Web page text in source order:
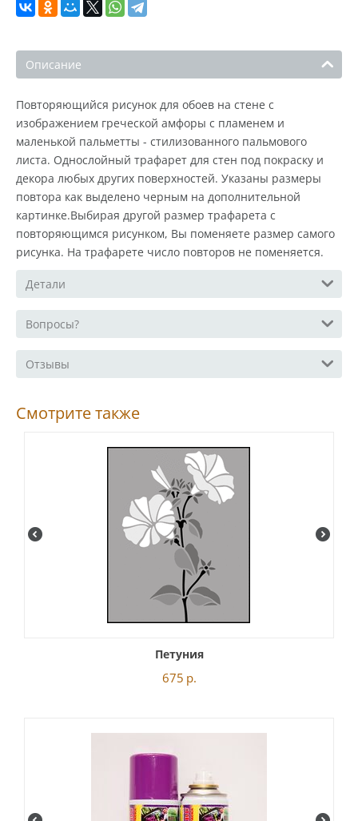
Описание
Повторяющийся рисунок для обоев на стене с
изображением греческой амфоры с пламенем и
маленькой пальметты - стилизованного пальмового
листа. Однослойный трафарет для стен под покраску и
декора любых других поверхностей. Указаны размеры
повтора как выделено черным на дополнительной
картинке.Выбирая другой размер трафарета с
повторяющимся рисунком, Вы поменяете размер самого
рисунка. На трафарете число повторов не поменяется.
Детали
Вопросы?
Отзывы
Смотрите также
Петуния
675 р.